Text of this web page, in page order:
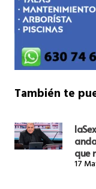
También te
que
17